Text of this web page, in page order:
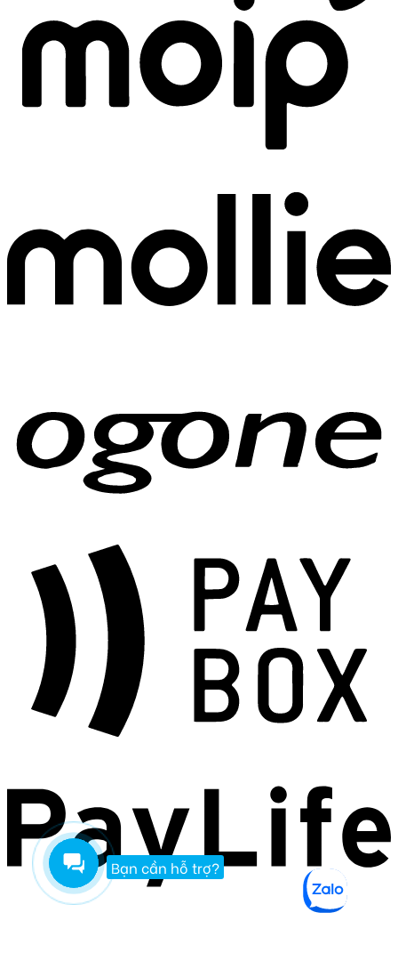
Bạn cần hỗ trợ?